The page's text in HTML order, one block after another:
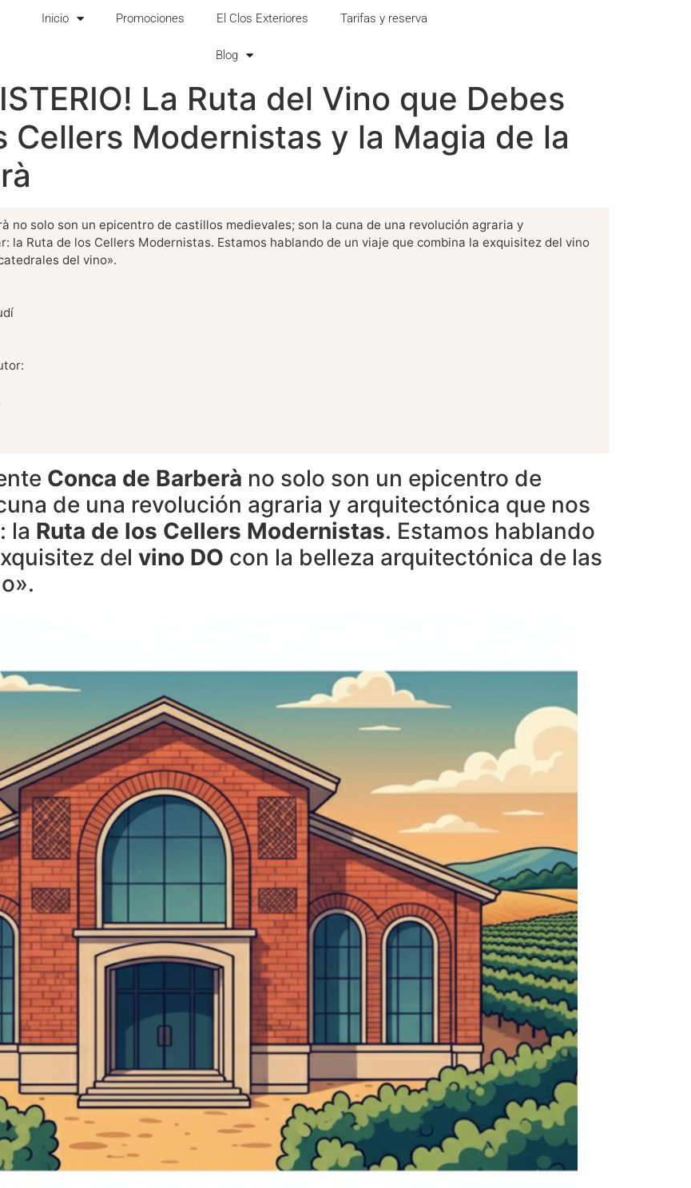
Inicio Promociones El Clos Exteriores Tarifas y reserva
Blog
La Ruta del Vino que Debes
Cellers Modernistas y la Magia de la
no solo son un epicentro de castillos medievales; son la cuna de una revolución agraria y
la Ruta de los Cellers Modernistas. Estamos hablando de un viaje que combina la exquisitez del vino
del vino».
Conca de Barberà no solo son un epicentro de
de una revolución agraria y arquitectónica que nos
la Ruta de los Cellers Modernistas. Estamos hablando
del vino DO con la belleza arquitectónica de las